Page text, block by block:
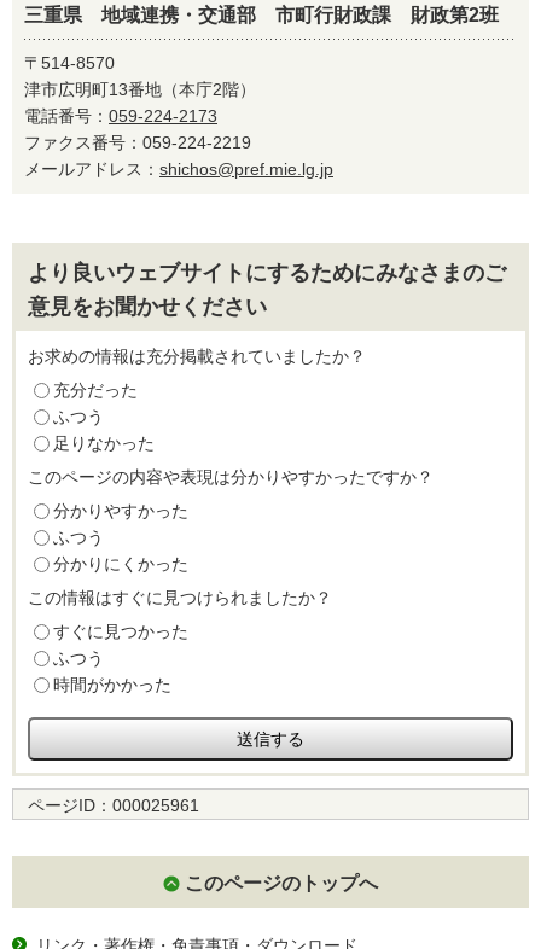
三重県 地域連携・交通部 市町行財政課 財政第2班
〒514-8570
津市広明町13番地（本庁2階）
電話番号： 059-224-2173
ファクス番号：059-224-2219
メールアドレス： shichos@pref.mie.lg.jp
より良いウェブサイトにするためにみなさまのご
意見をお聞かせください
お求めの情報は充分掲載されていましたか？
充分だった
ふつう
足りなかった
このページの内容や表現は分かりやすかったですか？
分かりやすかった
ふつう
分かりにくかった
この情報はすぐに見つけられましたか？
すぐに見つかった
ふつう
時間がかかった
ページID： 000025961
このページのトップへ